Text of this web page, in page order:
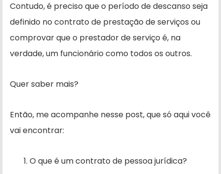
Contudo, é preciso que o período de descanso seja
definido no contrato de prestação de serviços ou
comprovar que o prestador de serviço é, na
verdade, um funcionário como todos os outros.
Quer saber mais?
Então, me acompanhe nesse post, que só aqui você
vai encontrar:
O que é um contrato de pessoa jurídica?